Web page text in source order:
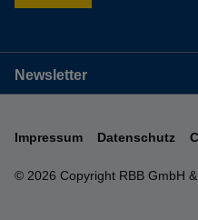
Newsletter
© 2026 Copyright RBB GmbH
Impressum Datenschutz